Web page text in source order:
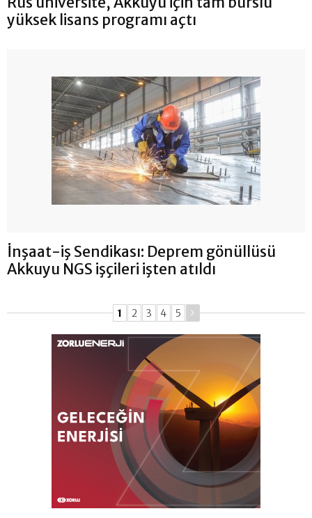
yüksek lisans programı açtı
İnşaat-iş Sendikası: Deprem gönüllüsü
Akkuyu NGS işçileri işten atıldı
1 2 3 4 5